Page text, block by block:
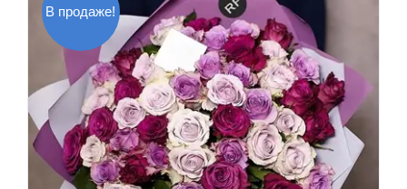
В продаже!